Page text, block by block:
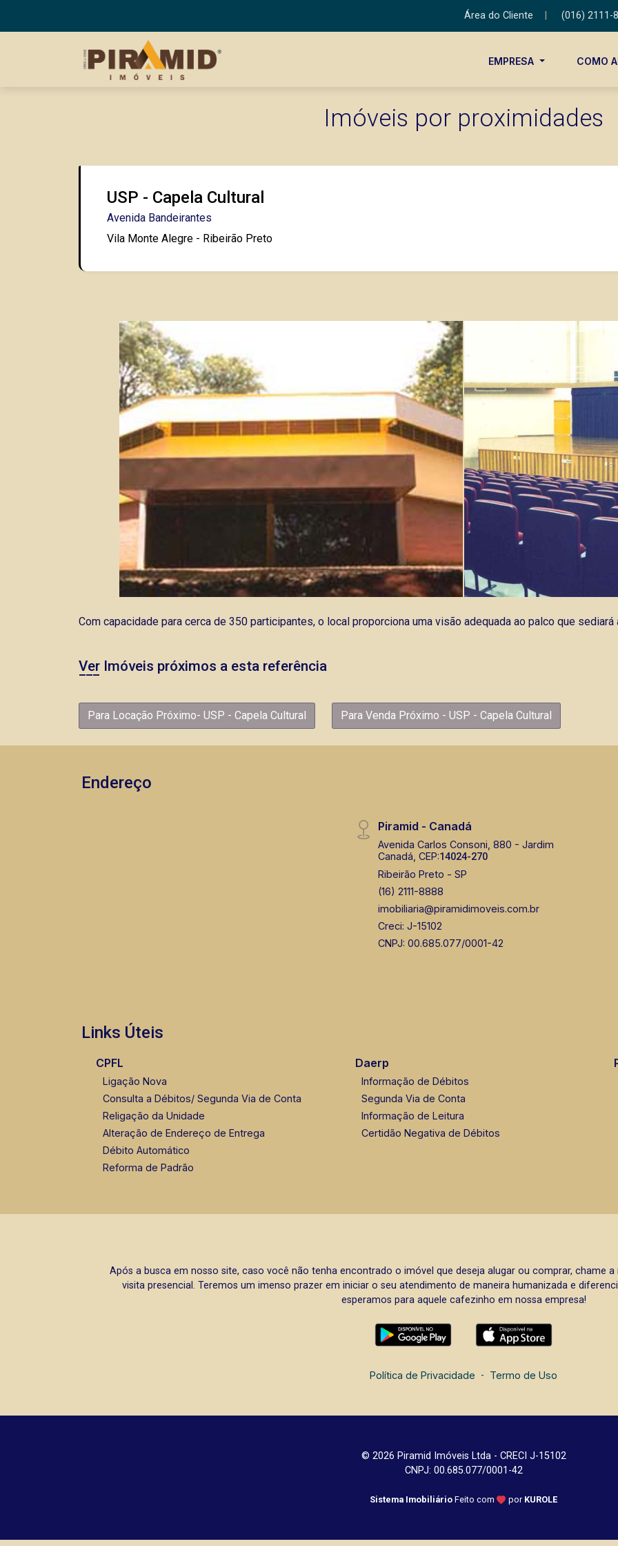
Área do Cliente (016) 2111-
EMPRESA COMO
Imóveis por proximidades
USP - Capela Cultural
Avenida Bandeirantes
Vila Monte Alegre - Ribeirão Preto
Com capacidade para cerca de 350 participantes, o local proporciona uma visão adequada ao palco que
Ver Imóveis próximos a esta referência
Para Locação Próximo- USP - Capela Cultural Para Venda Próximo - USP - Capela Cultural
Endereço
Piramid - Canadá
Avenida Carlos Consoni, 880 - Jardim
Canadá, CEP:14024-270
Ribeirão Preto - SP
(16) 2111-8888
imobiliaria@piramidimoveis.com.br
Creci: J-15102
CNPJ: 00.685.077/0001-42
Links Úteis
CPFL
Ligação Nova
Consulta a Débitos/ Segunda Via de Conta
Religação da Unidade
Alteração de Endereço de Entrega
Débito Automático
Reforma de Padrão
Daerp
Informação de Débitos
Segunda Via de Conta
Informação de Leitura
Certidão Negativa de Débitos
Após a busca em nosso site, caso você não tenha encontrado o imóvel que deseja alugar ou comprar, chame
visita presencial. Teremos um imenso prazer em iniciar o seu atendimento de maneira humanizada e
esperamos para aquele cafezinho em nossa empresa!
Política de Privacidade - Termo de Uso
© 2026 Piramid Imóveis Ltda - CRECI J-15102
CNPJ: 00.685.077/0001-42
Sistema Imobiliário Feito com por KUROLE